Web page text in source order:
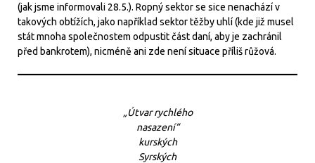
(jak jsme informovali 28.5.). Ropný sektor se sice nenachází v
takových obtížích, jako například sektor těžby uhlí (kde již musel
stát mnoha společnostem odpustit část daní, aby je zachránil
před bankrotem), nicméně ani zde není situace příliš růžová.
„Útvar rychlého
nasazení“
kurských
Syrských